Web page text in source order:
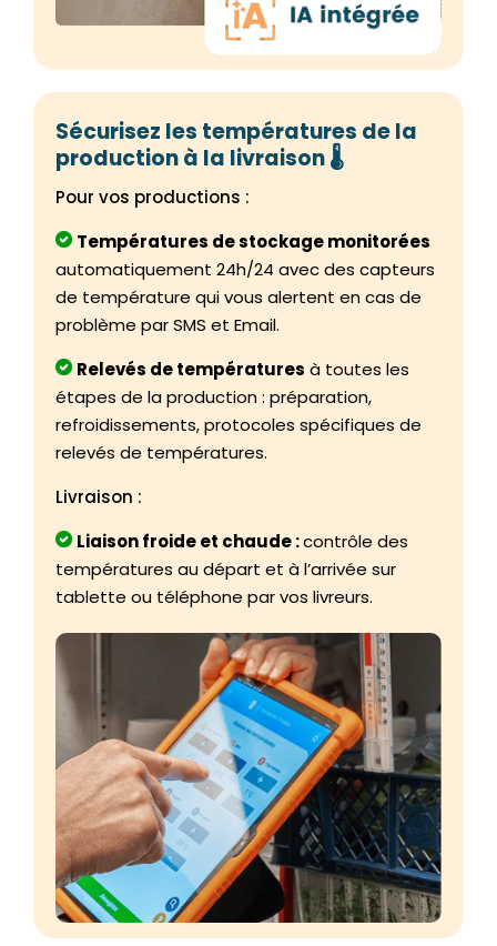
Sécurisez les températures de la
production à la livraison 🌡️
Pour vos productions :
Températures de stockage monitorées
automatiquement 24h/24 avec des capteurs
de température qui vous alertent en cas de
problème par SMS et Email.
Relevés de températures à toutes les
étapes de la production : préparation,
refroidissements, protocoles spécifiques de
relevés de températures.
Livraison :
Liaison froide et chaude :contrôle des
températures au départ et à l’arrivée sur
tablette ou téléphone par vos livreurs.